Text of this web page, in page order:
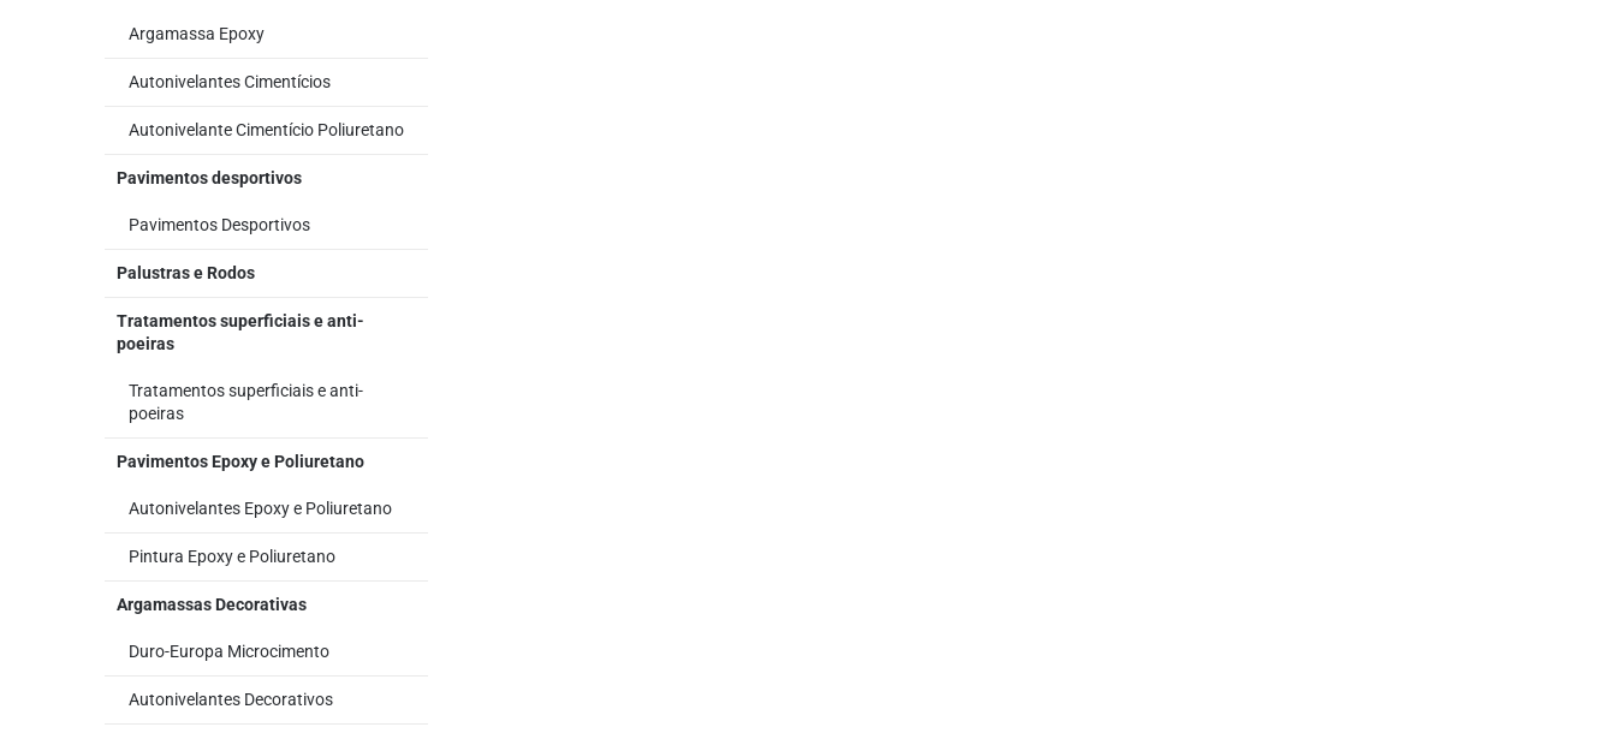
Argamassa Epoxy
Autonivelantes Cimentícios
Autonivelante Cimentício Poliuretano
Pavimentos desportivos
Pavimentos Desportivos
Palustras e Rodos
Tratamentos superficiais e anti-
poeiras
Tratamentos superficiais e anti-
poeiras
Pavimentos Epoxy e Poliuretano
Autonivelantes Epoxy e Poliuretano
Pintura Epoxy e Poliuretano
Argamassas Decorativas
Duro-Europa Microcimento
Autonivelantes Decorativos